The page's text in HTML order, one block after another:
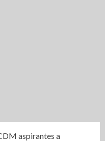
aspirantes a